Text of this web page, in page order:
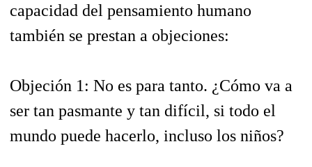
capacidad del pensamiento humano
también se prestan a objeciones:
Objeción 1: No es para tanto. ¿Cómo va a
ser tan pasmante y tan difícil, si todo el
mundo puede hacerlo, incluso los niños?